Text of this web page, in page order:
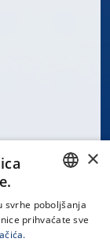
CROATIAN
×
svrhe poboljšanja
prihvaćate sve